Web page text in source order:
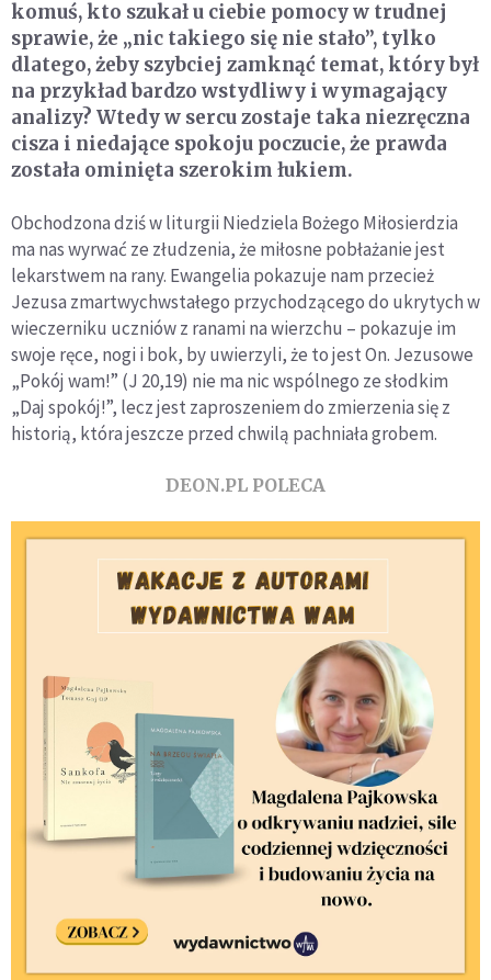
komuś, kto szukał u ciebie pomocy w trudnej
sprawie, że „nic takiego się nie stało”, tylko
dlatego, żeby szybciej zamknąć temat, który był
na przykład bardzo wstydliwy i wymagający
analizy? Wtedy w sercu zostaje taka niezręczna
cisza i niedające spokoju poczucie, że prawda
została ominięta szerokim łukiem.
Obchodzona dziś w liturgii Niedziela Bożego Miłosierdzia
ma nas wyrwać ze złudzenia, że miłosne pobłażanie jest
lekarstwem na rany. Ewangelia pokazuje nam przecież
Jezusa zmartwychwstałego przychodzącego do ukrytych w
wieczerniku uczniów z ranami na wierzchu – pokazuje im
swoje ręce, nogi i bok, by uwierzyli, że to jest On. Jezusowe
„Pokój wam!” (J 20,19) nie ma nic wspólnego ze słodkim
„Daj spokój!”, lecz jest zaproszeniem do zmierzenia się z
historią, która jeszcze przed chwilą pachniała grobem.
DEON.PL POLECA